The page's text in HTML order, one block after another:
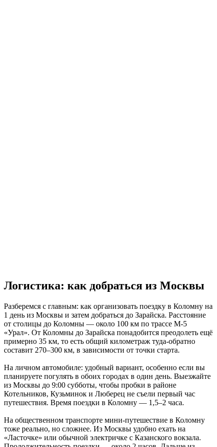
Логистика: как добраться из Москвы
Разберемся с главным: как организовать поездку в Коломну на
1 день из Москвы и затем добраться до Зарайска. Расстояние
от столицы до Коломны — около 100 км по трассе М-5
«Урал». От Коломны до Зарайска понадобится преодолеть ещё
примерно 35 км, то есть общий километраж туда-обратно
составит 270–300 км, в зависимости от точки старта.
На личном автомобиле: удобный вариант, особенно если вы
планируете погулять в обоих городах в один день. Выезжайте
из Москвы до 9:00 субботы, чтобы пробки в районе
Котельников, Кузьминок и Люберец не съели первый час
путешествия. Время поездки в Коломну — 1,5–2 часа.
На общественном транспорте мини-путешествие в Коломну
тоже реально, но сложнее. Из Москвы удобно ехать на
«Ласточке» или обычной электричке с Казанского вокзала.